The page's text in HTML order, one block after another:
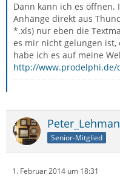
Dann kann ich es öffnen.
Anhänge direkt aus
*.xls) nur eben die
es mir nicht gelungen ist,
habe ich es auf meine
http://
Senior-Mitglied
1. Februar 2014 um 18:31